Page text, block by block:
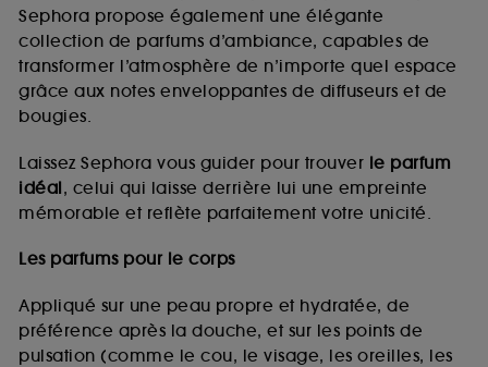
Sephora propose également une élégante
collection de parfums d’ambiance, capables de
transformer l’atmosphère de n’importe quel espace
grâce aux notes enveloppantes de diffuseurs et de
bougies.
Laissez Sephora vous guider pour trouver le parfum
idéal, celui qui laisse derrière lui une empreinte
mémorable et reflète parfaitement votre unicité.
Les parfums pour le corps
Appliqué sur une peau propre et hydratée, de
préférence après la douche, et sur les points de
pulsation (comme le cou, le visage, les oreilles, les
de vous plaire via des publicités, y compris sur des
sites tiers et sur les réseaux sociaux, sur la base
des pages que vous avez consultées, de votre
navigation, et de l'historique de vos interactions.
d’en améliorer la performance.
Cookies de sécurisation des paiements en ligne :
fraudes aux moyens de paiement et les
usurpations d’identité.
Cookies fonctionnels :il s’agit de cookies
permettant l’affichage et/ou la fourniture de
certaines fonctionnalités du site, tel que les